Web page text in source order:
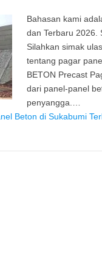
Bahasan kami
dan Terbaru 2026.
Silahkan simak
tentang pagar
BETON Precast
dari panel-panel
penyangga.…
Beton di Sukabumi